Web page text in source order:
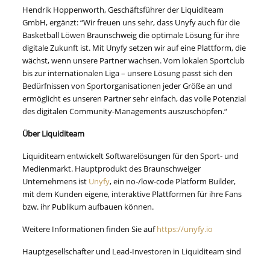
Hendrik Hoppenworth, Geschäftsführer der Liquiditeam
GmbH, ergänzt: “Wir freuen uns sehr, dass Unyfy auch für die
Basketball Löwen Braunschweig die optimale Lösung für ihre
digitale Zukunft ist. Mit Unyfy setzen wir auf eine Plattform, die
wächst, wenn unsere Partner wachsen. Vom lokalen Sportclub
bis zur internationalen Liga – unsere Lösung passt sich den
Bedürfnissen von Sportorganisationen jeder Größe an und
ermöglicht es unseren Partner sehr einfach, das volle Potenzial
des digitalen Community-Managements auszuschöpfen.“
Über Liquiditeam
Liquiditeam entwickelt Softwarelösungen für den Sport- und
Medienmarkt. Hauptprodukt des Braunschweiger
Unternehmens ist Unyfy, ein no-/low-code Platform Builder,
mit dem Kunden eigene, interaktive Plattformen für ihre Fans
bzw. ihr Publikum aufbauen können.
Weitere Informationen finden Sie aufhttps://unyfy.io
Hauptgesellschafter und Lead-Investoren in Liquiditeam sind